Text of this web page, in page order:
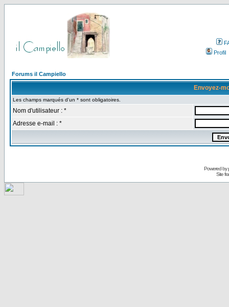
Profil
Forums il Campiello
Envoyez-
Les champs marqués d'un * sont obligatoires.
Nom d'utilisateur : *
Adresse e-mail : *
Powered by
Site